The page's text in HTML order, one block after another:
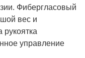
Фибергласовый
вес и
рукоятка
управление